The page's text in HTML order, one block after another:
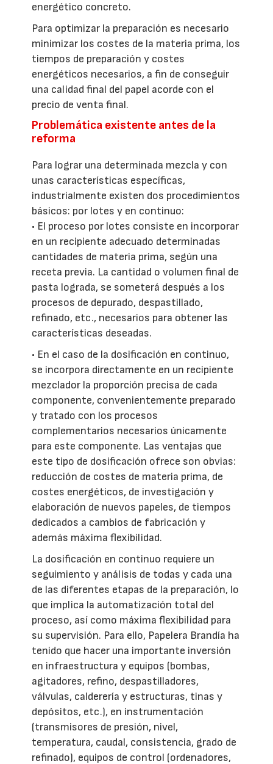
energético concreto.
Para optimizar la preparación es necesario
minimizar los costes de la materia prima, los
tiempos de preparación y costes
energéticos necesarios, a fin de conseguir
una calidad final del papel acorde con el
precio de venta final.
Problemática existente antes de la
reforma
Para lograr una determinada mezcla y con
unas características específicas,
industrialmente existen dos procedimientos
básicos: por lotes y en continuo:
• El proceso por lotes consiste en incorporar
en un recipiente adecuado determinadas
cantidades de materia prima, según una
receta previa. La cantidad o volumen final de
pasta lograda, se someterá después a los
procesos de depurado, despastillado,
refinado, etc., necesarios para obtener las
características deseadas.
• En el caso de la dosificación en continuo,
se incorpora directamente en un recipiente
mezclador la proporción precisa de cada
componente, convenientemente preparado
y tratado con los procesos
complementarios necesarios únicamente
para este componente. Las ventajas que
este tipo de dosificación ofrece son obvias:
reducción de costes de materia prima, de
costes energéticos, de investigación y
elaboración de nuevos papeles, de tiempos
dedicados a cambios de fabricación y
además máxima flexibilidad.
La dosificación en continuo requiere un
seguimiento y análisis de todas y cada una
de las diferentes etapas de la preparación, lo
que implica la automatización total del
proceso, así como máxima flexibilidad para
su supervisión. Para ello, Papelera Brandía ha
tenido que hacer una importante inversión
en infraestructura y equipos (bombas,
agitadores, refino, despastilladores,
válvulas, calderería y estructuras, tinas y
depósitos, etc.), en instrumentación
(transmisores de presión, nivel,
temperatura, caudal, consistencia, grado de
refinado), equipos de control (ordenadores,